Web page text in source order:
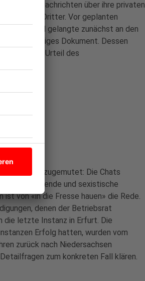
fleißig Nachrichten über ihre privaten
Dritter. Vor geplanten
kopiert und gelangte zunächst an den
316-seitiges Dokument. Dessen
aus dem Urteil des
einiges zugemutet: Die Chats
und sexistische
von «in die Fresse hauen» die Rede.
denen der Betriebsrat
die letzte Instanz in Erfurt. Die
Erfolg hatten, wurden vom
zurück nach Niedersachsen
zum konkreten Fall klären.